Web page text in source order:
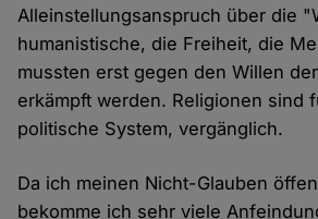
Alleinstellungsanspruch über die
humanistische, die Freiheit, die
mussten erst gegen den Willen
erkämpft werden. Religionen sind
politische System, vergänglich.
Da ich meinen Nicht-Glauben
bekomme ich sehr viele